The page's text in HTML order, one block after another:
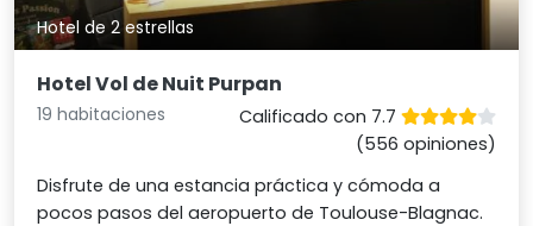
Hotel de 2 estrellas
Hotel Vol de Nuit Purpan
19 habitaciones
Calificado con 7.7
(556 opiniones)
Disfrute de una estancia práctica y cómoda a
pocos pasos del aeropuerto de Toulouse-Blagnac.